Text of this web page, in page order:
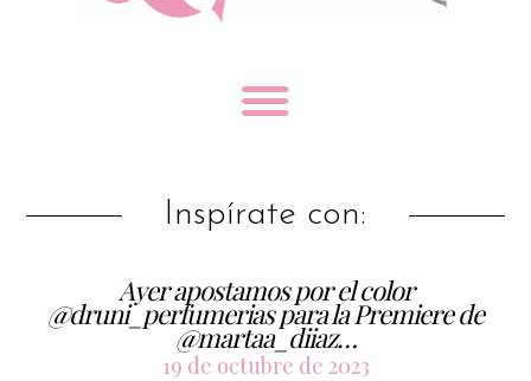
Inspírate con:
Ayer apostamos por el color
@druni_perfumerias para la Premiere de
@martaa_diiaz…
19 de octubre de 2023